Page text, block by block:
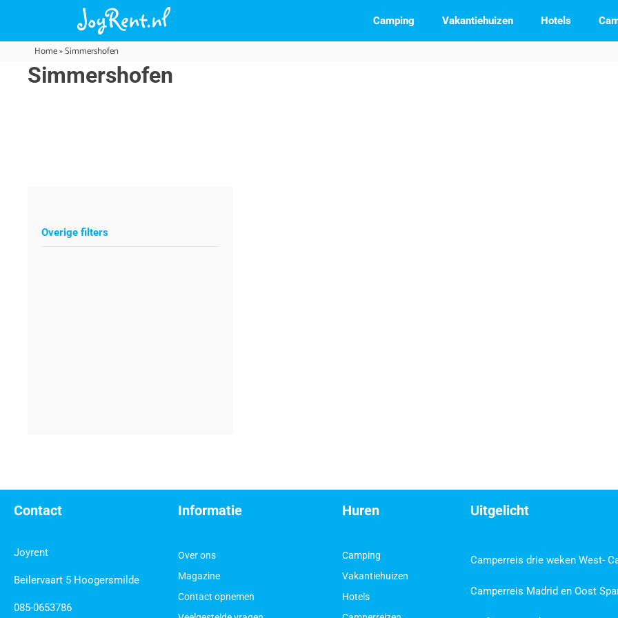
Camping Vakantiehuizen Hotels
Home»Simmershofen
Simmershofen
Overige filters
Contact
Joyrent
Beilervaart 5 Hoogersmilde
085-0653786
Informatie
Over ons
Magazine
Contact opnemen
Huren
Camping
Vakantiehuizen
Hotels
Uitgelicht
Camperreis drie weken West-
Camperreis Madrid en Oost